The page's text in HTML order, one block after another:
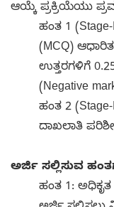
ಆಯ್ಕೆ ಪ್ರಕ್ರಿಯೆಯು
ಹಂತ 1
(MCQ)
ಉತ್ತರಗಳಿಗೆ
(Negative
ಹಂತ 2
ದಾಖಲಾತಿ
ಅರ್ಜಿ ಸಲ್ಲಿಸುವ
ಹಂತ 1: